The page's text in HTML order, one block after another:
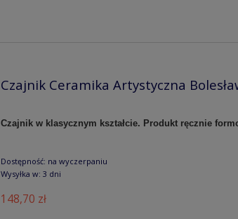
Czajnik Ceramika Artystyczna
Czajnik w klasycznym kształcie. Produkt ręcznie
Dostępność: na wyczerpaniu
Wysyłka w: 3 dni
148,70 zł